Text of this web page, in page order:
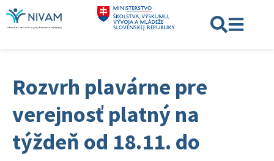
Rozvrh plavárne pre
verejnosť platný na
týždeň od 18.11. do